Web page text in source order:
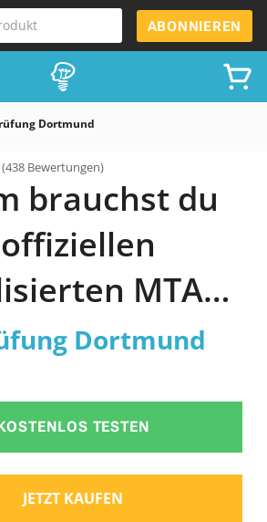
ABONNIEREN
Dortmund
(438 Bewertungen)
brauchst du
MTA
Dortmund
Dortmund
TESTEN
JETZT KAUFEN